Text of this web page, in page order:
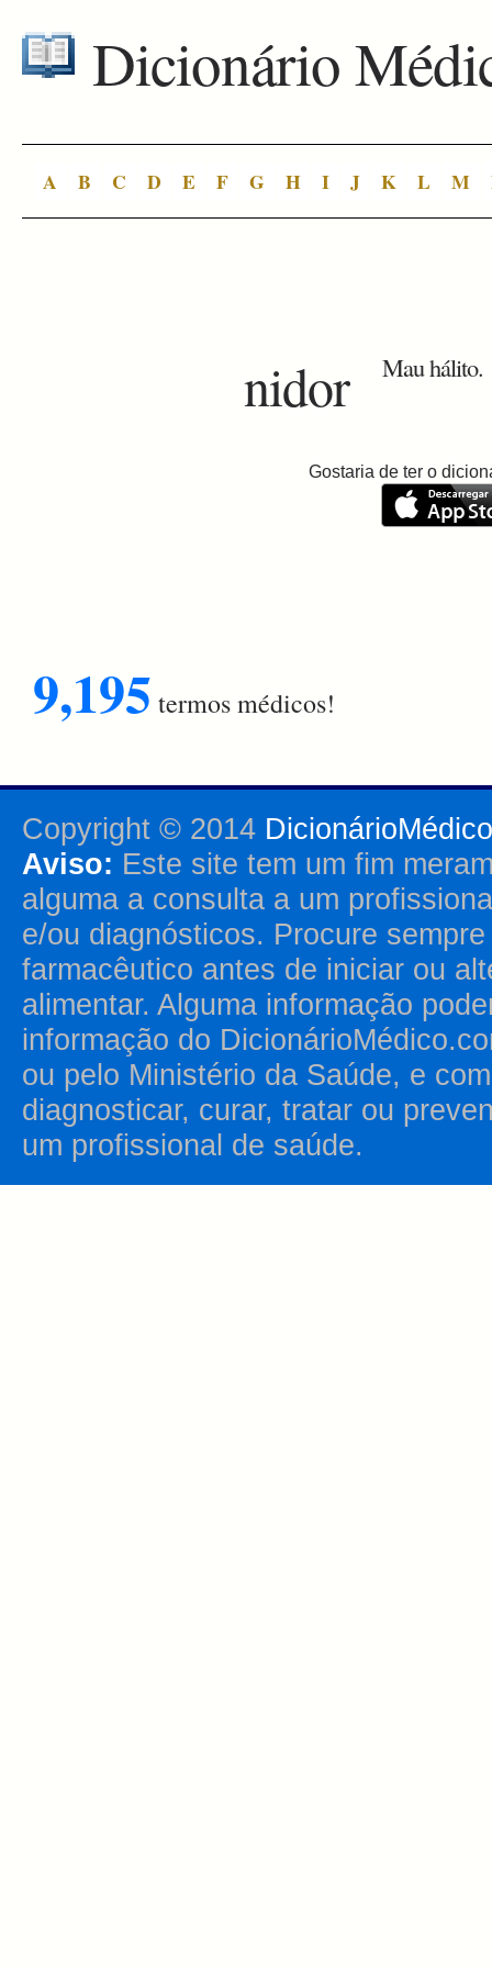
Dicionário
A B C D E F G H I J K L M
nidor Mau hálito.
Gostaria de ter o
9,195 termos médicos!
Copyright © 2014
Aviso: Este site tem um fim
alguma a consulta a um
e/ou diagnósticos. Procure
farmacêutico antes de iniciar ou
alimentar. Alguma informação
informação do
ou pelo Ministério da Saúde, e
diagnosticar, curar, tratar ou
um profissional de saúde.